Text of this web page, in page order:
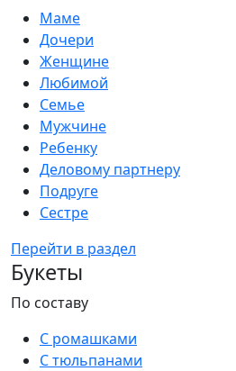
Маме
Дочери
Женщине
Любимой
Семье
Мужчине
Ребенку
Деловому партнеру
Подруге
Сестре
Перейти в раздел
Букеты
По составу
С ромашками
С тюльпанами